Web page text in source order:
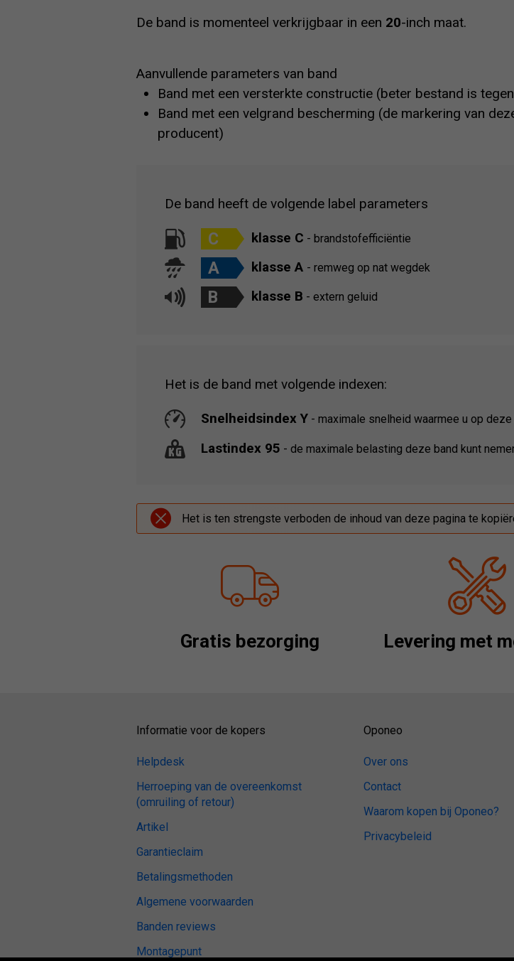
De band is momenteel verkrijgbaar in een 20-inch maat.
Aanvullende parameters van band
Band met een versterkte constructie (beter bestand is
Band met een velgrand bescherming (de markering van
producent)
De band heeft de volgende label parameters
C klasse C - brandstofefficiëntie
A klasse A - remweg op nat wegdek
B klasse B - extern geluid
Het is de band met volgende indexen:
Snelheidsindex Y - maximale snelheid waarmee u op deze
Lastindex 95 - de maximale belasting deze band kunt
Het is ten strengste verboden de inhoud van deze pagina te
Gratis bezorging Levering met
Informatie voor de kopers
Helpdesk
Herroeping van de overeenkomst
(omruiling of retour)
Artikel
Garantieclaim
Betalingsmethoden
Algemene voorwaarden
Banden reviews
Montagepunt
Oponeo
Over ons
Contact
Waarom kopen bij Oponeo?
Privacybeleid